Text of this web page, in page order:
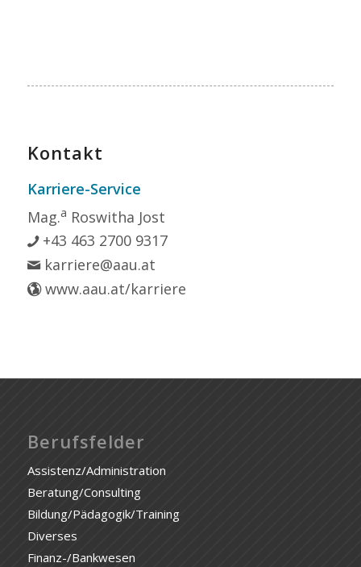
Kontakt
Karriere-Service
Mag.a Roswitha Jost
+43 463 2700 9317
karriere@aau.at
www.aau.at/karriere
Berufsfelder
Assistenz/Administration
Beratung/Consulting
Bildung/Pädagogik/Training
Diverses
Finanz-/Bankwesen